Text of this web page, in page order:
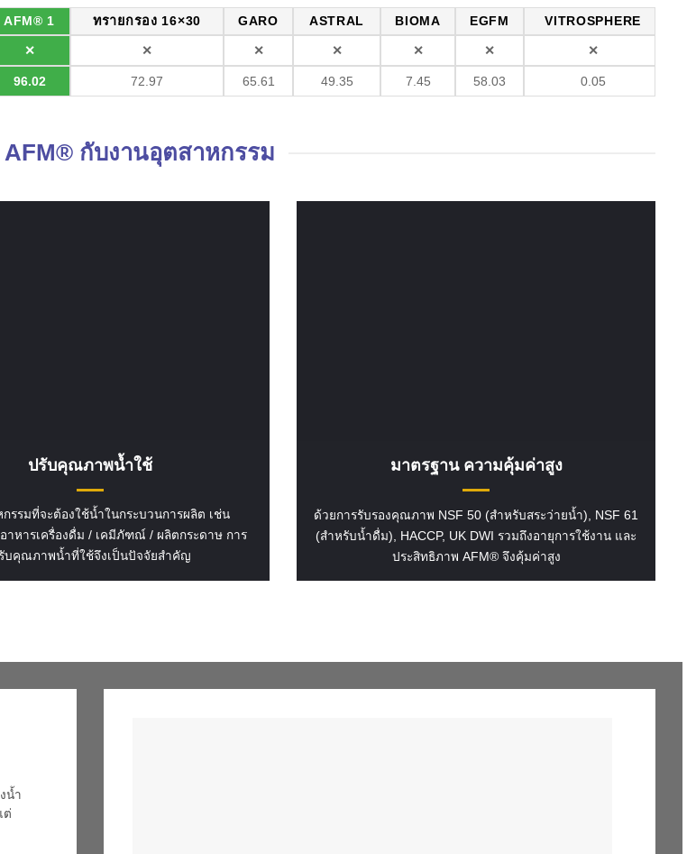
AFM® 1 ทรายกรอง 16×30 GARO ASTRAL BIOMA EGFM VITROSPHERE
✕ ✕ ✕ ✕ ✕ ✕ ✕
96.02 72.97 65.61 49.35 7.45 58.03 0.05
AFM® กับงานอุตสาหกรรม
ปรับคุณภาพน้ำใช้
รรมที่จะต้องใช้น้ำในกระบวนการผลิต เช่น
าหารเครื่องดื่ม / เคมีภัฑณ์ / ผลิตกระดาษ การ
บคุณภาพน้ำที่ใช้จึงเป็นปัจจัยสำคัญ
มาตรฐาน ความคุ้มค่าสูง
ด้วยการรับรองคุณภาพ NSF 50 (สำหรับสระว่ายน้ำ), NSF 61
(สำหรับน้ำดื่ม), HACCP, UK DWI รวมถึงอายุการใช้งาน และ
ประสิทธิภาพ AFM® จึงคุ้มค่าสูง
น้ำ
ต่